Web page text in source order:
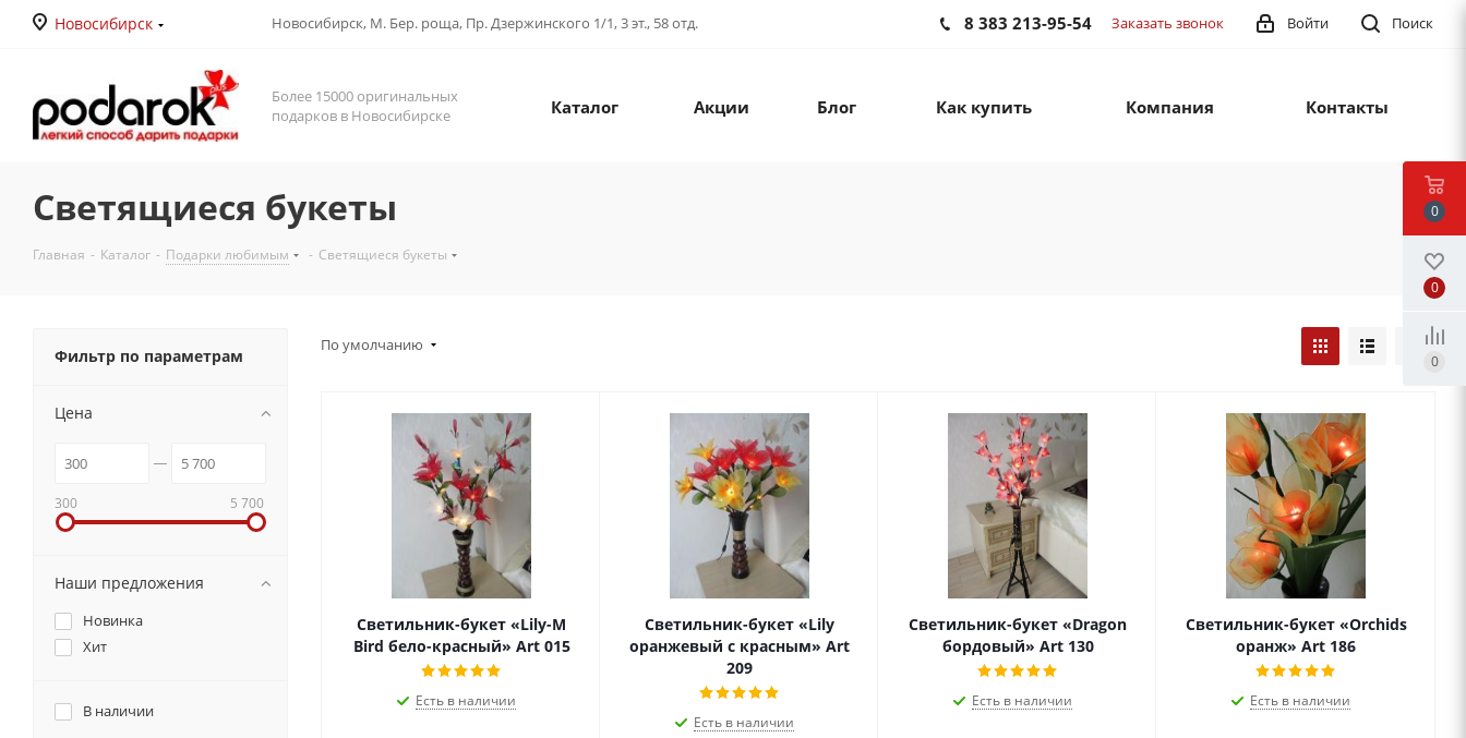
Новосибирск Новосибирск, М. Бер. роща, Пр. Дзержинского 1/1, 3 эт., 58 отд. Поиск
Войти
8 383 213-95-54 Заказать звонок
Более 15000 оригинальных
подарков в Новосибирске
Каталог Акции Блог Как купить Компания Контакты
Светящиеся букеты
Главная - Каталог - Подарки любимым - Светящиеся букеты
По умолчанию
Светильник-букет «Lily-M
Bird бело-красный» Art 015
Есть в наличии
Светильник-букет «Lily
оранжевый с красным» Art
209
Есть в наличии
Светильник-букет «Dragon
бордовый» Art 130
Есть в наличии
Светильник-букет «Orchids
оранж» Art 186
Есть в наличии
Фильтр по параметрам
Цена
300 5 700
Наши предложения
Новинка
Хит
В наличии
0
0
0